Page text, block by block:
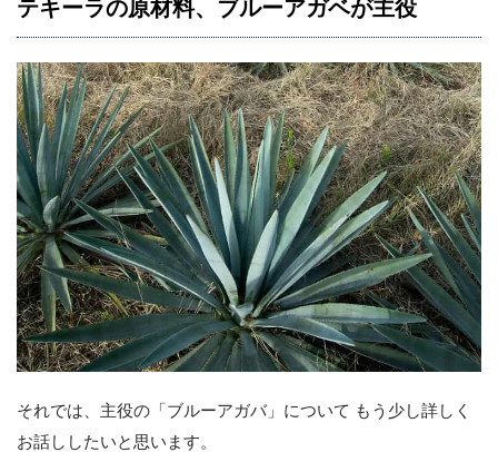
テキーラの原材料、ブルーアガベが主役
それでは、主役の「ブルーアガバ」について もう少し詳しく
お話ししたいと思います。